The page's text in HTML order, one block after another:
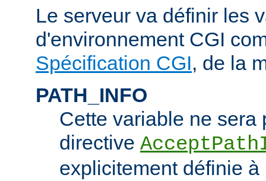
Le serveur va définir les
d'environnement CGI
Spécification CGI, de la
PATH_INFO
Cette variable ne sera
directive
explicitement définie à